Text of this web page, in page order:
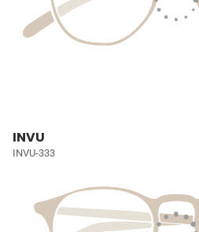
INVU
INVU-333